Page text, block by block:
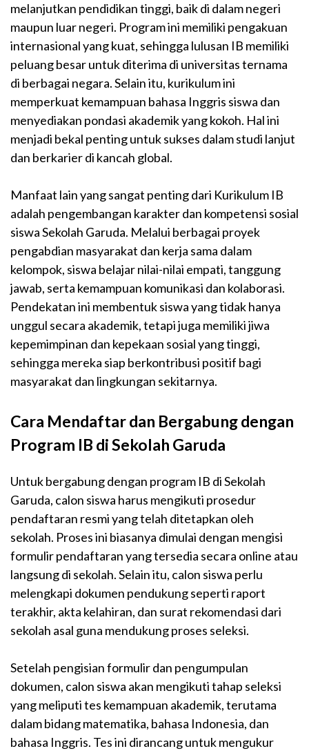
melanjutkan pendidikan tinggi, baik di dalam negeri
maupun luar negeri. Program ini memiliki pengakuan
internasional yang kuat, sehingga lulusan IB memiliki
peluang besar untuk diterima di universitas ternama
di berbagai negara. Selain itu, kurikulum ini
memperkuat kemampuan bahasa Inggris siswa dan
menyediakan pondasi akademik yang kokoh. Hal ini
menjadi bekal penting untuk sukses dalam studi lanjut
dan berkarier di kancah global.
Manfaat lain yang sangat penting dari Kurikulum IB
adalah pengembangan karakter dan kompetensi sosial
siswa Sekolah Garuda. Melalui berbagai proyek
pengabdian masyarakat dan kerja sama dalam
kelompok, siswa belajar nilai-nilai empati, tanggung
jawab, serta kemampuan komunikasi dan kolaborasi.
Pendekatan ini membentuk siswa yang tidak hanya
unggul secara akademik, tetapi juga memiliki jiwa
kepemimpinan dan kepekaan sosial yang tinggi,
sehingga mereka siap berkontribusi positif bagi
masyarakat dan lingkungan sekitarnya.
Cara Mendaftar dan Bergabung dengan
Program IB di Sekolah Garuda
Untuk bergabung dengan program IB di Sekolah
Garuda, calon siswa harus mengikuti prosedur
pendaftaran resmi yang telah ditetapkan oleh
sekolah. Proses ini biasanya dimulai dengan mengisi
formulir pendaftaran yang tersedia secara online atau
langsung di sekolah. Selain itu, calon siswa perlu
melengkapi dokumen pendukung seperti raport
terakhir, akta kelahiran, dan surat rekomendasi dari
sekolah asal guna mendukung proses seleksi.
Setelah pengisian formulir dan pengumpulan
dokumen, calon siswa akan mengikuti tahap seleksi
yang meliputi tes kemampuan akademik, terutama
dalam bidang matematika, bahasa Indonesia, dan
bahasa Inggris. Tes ini dirancang untuk mengukur